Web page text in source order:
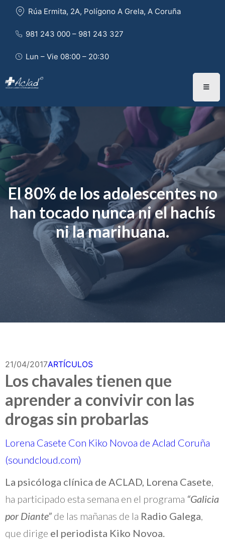
Rúa Ermita, 2A, Polígono A Grela, A Coruña
981 243 000 – 981 243 327
Lun – Vie 08:00 – 20:30
El 80% de los adolescentes no
han tocado nunca ni el hachís
ni la marihuana.
21/04/2017ARTÍCULOS
Los chavales tienen que
aprender a convivir con las
drogas sin probarlas
Lorena Casete Con Kiko Novoa de Aclad Coruña
(soundcloud.com)
La psicóloga clínica de ACLAD, Lorena Casete,
ha participado esta semana en el programa “Galicia
por Diante” de las mañanas de la Radio Galega,
que dirige el periodista Kiko Novoa.